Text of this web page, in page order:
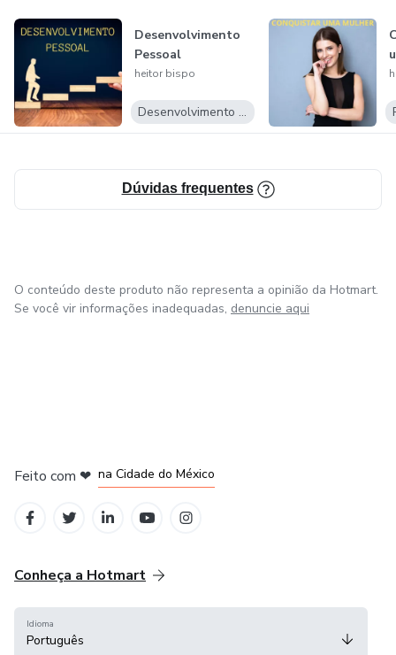
Desenvolvimento
Pessoal
heitor bispo
Desenvolvimento Pessoal
Dúvidas frequentes
O conteúdo deste produto não representa a opinião da Hotmart.
Se você vir informações inadequadas, denuncie aqui
Feito com ❤ na Cidade do México
Conheça a Hotmart
Idioma
Português